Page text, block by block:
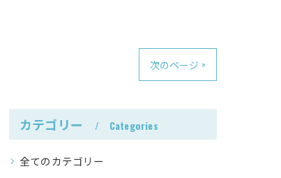
次のページ >
カテゴリー Categories
全てのカテゴリー